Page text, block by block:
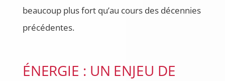
beaucoup plus fort qu’au cours des décennies
précédentes.
ÉNERGIE : UN ENJEU DE